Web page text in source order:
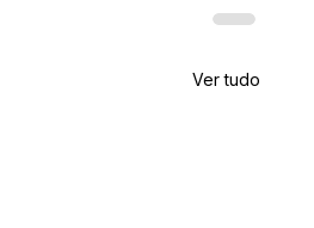
Ver tudo